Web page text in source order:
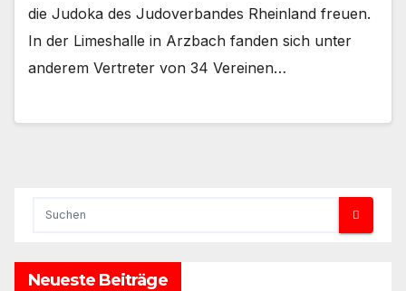
die Judoka des Judoverbandes Rheinland freuen.
In der Limeshalle in Arzbach fanden sich unter
anderem Vertreter von 34 Vereinen…
Neueste Beiträge